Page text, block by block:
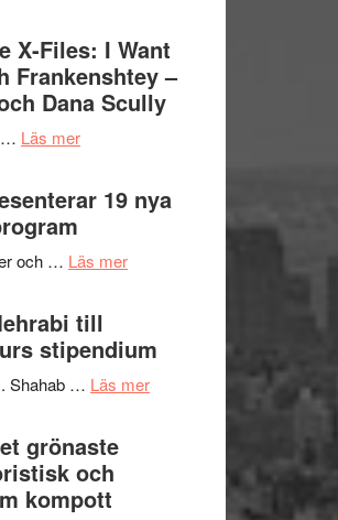
en
helt
lysande
X-Files: I Want
Frankenshtey –
Dana Scully
… Läs merom
trailern
för
X-
I
Want
to
Believe
Vrach
Frankenshtey
–
19 nya
och … Läs merom
presenterar
19
till
stipendium
Shahab … Läs merom
grönaste
och
kompott